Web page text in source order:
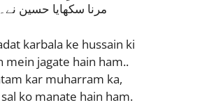
مرنا سکھایا حسین نے۔
karbala ke hussain ki
mein jagate hain ham..
kar muharram ka,
ko manate hain ham.